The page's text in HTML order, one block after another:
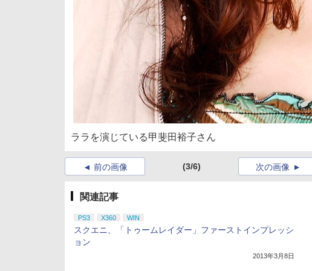
ララを演じている甲斐田裕子さん
前の画像 (3/6) 次の画像
関連記事
PS3 X360 WIN
スクエニ、「トゥームレイダー」ファーストインプレッシ
ョン
2013年3月8日